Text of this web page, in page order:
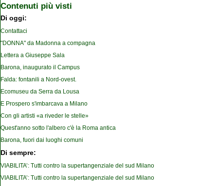
Contenuti più visti
Di oggi:
Contattaci
"DONNA" da Madonna a compagna
Lettera a Giuseppe Sala
Barona, inaugurato il Campus
Falda: fontanili a Nord-ovest.
Ecomuseu da Serra da Lousa
E Prospero s'imbarcava a Milano
Con gli artisti «a riveder le stelle»
Quest'anno sotto l'albero c'è la Roma antica
Barona, fuori dai luoghi comuni
Di sempre:
VIABILITA’: Tutti contro la supertangenziale del sud Milano
VIABILITA’: Tutti contro la supertangenziale del sud Milano